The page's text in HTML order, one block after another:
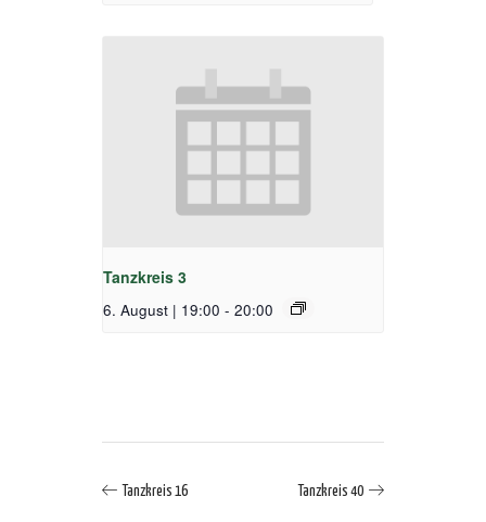
Tanzkreis 3
6. August | 19:00 - 20:00
Tanzkreis 16 Tanzkreis 40